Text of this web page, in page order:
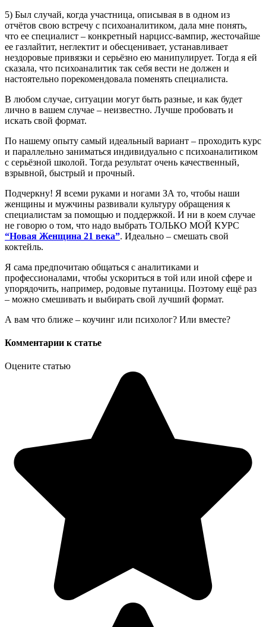
5) Был случай, когда участница, описывая в в одном из
отчётов свою встречу с психоаналитиком, дала мне понять,
что ее специалист – конкретный нарцисс-вампир, жесточайше
ее газлайтит, неглектит и обесценивает, устанавливает
нездоровые привязки и серьёзно ею манипулирует. Тогда я ей
сказала, что психоаналитик так себя вести не должен и
настоятельно порекомендовала поменять специалиста.
В любом случае, ситуации могут быть разные, и как будет
лично в вашем случае – неизвестно. Лучше пробовать и
искать свой формат.
По нашему опыту самый идеальный вариант – проходить курс
и параллельно заниматься индивидуально с психоаналитиком
с серьёзной школой. Тогда результат очень качественный,
взрывной, быстрый и прочный.
Подчеркну! Я всеми руками и ногами ЗА то, чтобы наши
женщины и мужчины развивали культуру обращения к
специалистам за помощью и поддержкой. И ни в коем случае
не говорю о том, что надо выбрать ТОЛЬКО МОЙ КУРС
“Новая Женщина 21 века”. Идеально – смешать свой
коктейль.
Я сама предпочитаю общаться с аналитиками и
профессионалами, чтобы ускориться в той или иной сфере и
упорядочить, например, родовые путаницы. Поэтому ещё раз
– можно смешивать и выбирать свой лучший формат.
А вам что ближе – коучинг или психолог? Или вместе?
Комментарии к статье
Оцените статью